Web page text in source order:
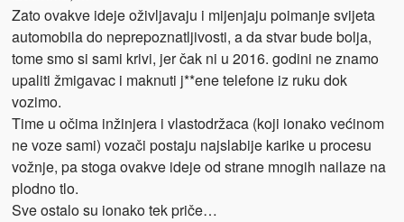
Zato ovakve ideje oživljavaju i mijenjaju poimanje svijeta
automobila do neprepoznatljivosti, a da stvar bude bolja,
tome smo si sami krivi, jer čak ni u 2016. godini ne znamo
upaliti žmigavac i maknuti j**ene telefone iz ruku dok
vozimo.
Time u očima inžinjera i vlastodržaca (koji ionako većinom
ne voze sami) vozači postaju najslabije karike u procesu
vožnje, pa stoga ovakve ideje od strane mnogih nailaze na
plodno tlo.
Sve ostalo su ionako tek priče…